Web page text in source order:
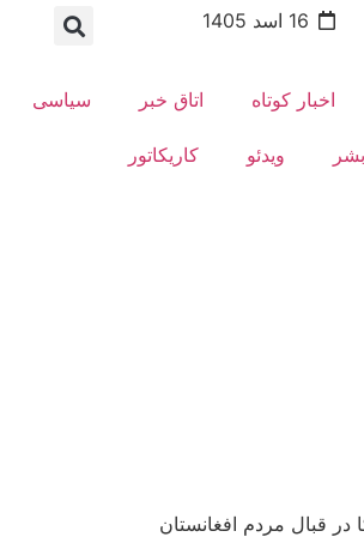
16 اسد 1405
اخبار کوتاه اتاق خبر سیاسی
ویدئو کاریکاتور
قبال مردم افغانستان